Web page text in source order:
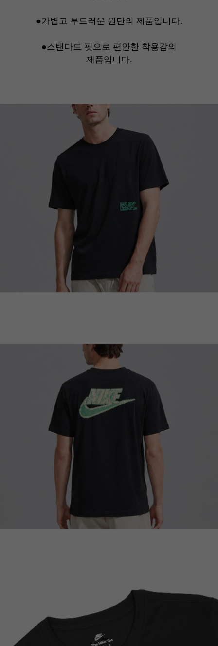
●가볍고 부드러운 원단의 제품입니다.
●스탠다드 핏으로 편안한 착용감의
제품입니다.